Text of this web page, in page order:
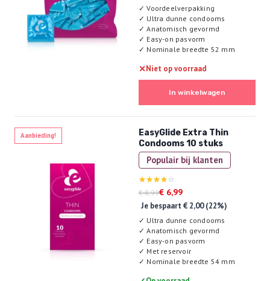
€ 27,99.
€ 19,99.
✓ Voordeelverpakking
✓ Ultra dunne condooms
✓ Anatomisch gevormd
✓ Easy-on pasvorm
✓ Nominale breedte 52 mm
✕Niet op voorraad
In winkelwagen
Aanbieding!
EasyGlide Extra Thin
Condooms 10 stuks
Populair bij klanten
Gewaardeerd
4.00
uit 5
€8,99
Oorspronkelijke
prijs
€ 8,99.
€ 6,99
Huidige
prijs
€ 6,99.
Je bespaart € 2,00(22%)
✓ Ultra dunne condooms
✓ Anatomisch gevormd
✓ Easy-on pasvorm
✓ Met reservoir
✓ Nominale breedte 54 mm